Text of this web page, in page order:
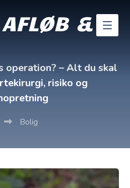
AFLØB &
operation? – Alt du skal
risiko og
Bolig